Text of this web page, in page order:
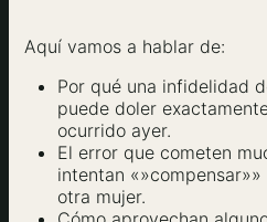
Aquí vamos a hablar de:
Por qué una infidelidad
puede doler
ocurrido ayer.
El error que cometen
intentan
otra mujer.